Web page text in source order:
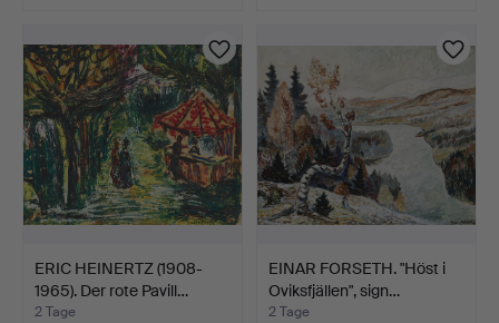
ERIC HEINERTZ (1908-
1965). Der rote Pavill…
2 Tage
EINAR FORSETH. "Höst i
Oviksfjällen", sign…
2 Tage